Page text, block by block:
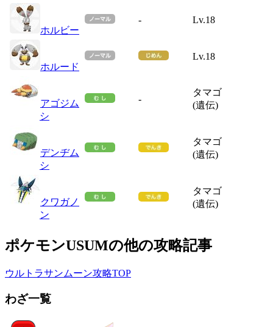
ホルビー
- Lv.18
ホルード
Lv.18
アゴジム
シ
-
タマゴ
(遺伝)
デンヂム
シ
タマゴ
(遺伝)
クワガノ
ン
タマゴ
(遺伝)
ポケモンUSUMの他の攻略記事
ウルトラサンムーン攻略TOP
わざ一覧